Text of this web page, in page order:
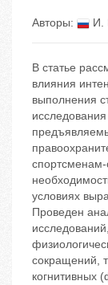
Авторы: И.
В статье
влияния
выполнения
спортсменам-
условиях
Проведен
сокращений,
когнитивных